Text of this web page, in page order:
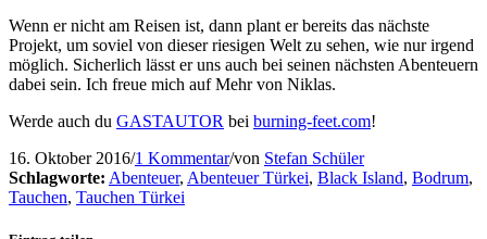
Wenn er nicht am Reisen ist, dann plant er bereits das nächste
Projekt, um soviel von dieser riesigen Welt zu sehen, wie nur irgend
möglich. Sicherlich lässt er uns auch bei seinen nächsten Abenteuern
dabei sein. Ich freue mich auf Mehr von Niklas.
Werde auch du GASTAUTOR bei burning-feet.com!
16. Oktober 2016/1 Kommentar/von Stefan Schüler
Schlagworte: Abenteuer, Abenteuer Türkei, Black Island, Bodrum,
Tauchen, Tauchen Türkei